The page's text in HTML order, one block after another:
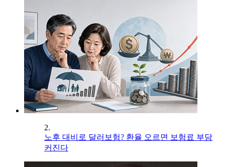
2.
노후 대비로 달러보험? 환율 오르면 보험료 부담
커진다